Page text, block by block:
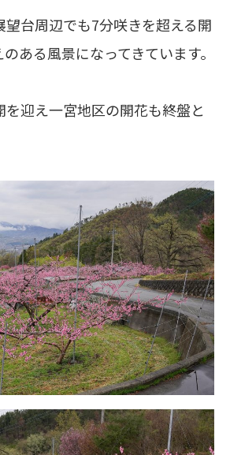
台周辺でも7分咲きを超える開
ある風景になってきています。
迎え一宮地区の開花も終盤と